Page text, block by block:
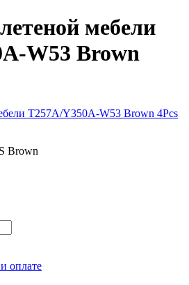
мебели
W53 Brown
Brown
оплате